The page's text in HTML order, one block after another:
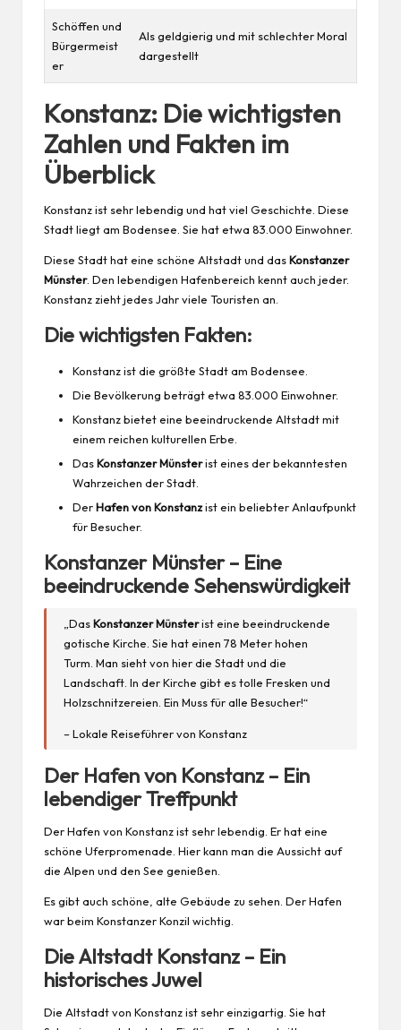
Schöffen und
Bürgermeist
er
Als geldgierig und mit schlechter Moral
dargestellt
Konstanz: Die wichtigsten
Zahlen und Fakten im
Überblick
Konstanz ist sehr lebendig und hat viel Geschichte. Diese
Stadt liegt am Bodensee. Sie hat etwa 83.000 Einwohner.
Diese Stadt hat eine schöne Altstadt und dasKonstanzer
Münster. Den lebendigen Hafenbereich kennt auch jeder.
Konstanz zieht jedes Jahr viele Touristen an.
Die wichtigsten Fakten:
Konstanz ist die größte Stadt am Bodensee.
Die Bevölkerung beträgt etwa 83.000 Einwohner.
Konstanz bietet eine beeindruckende Altstadt mit
einem reichen kulturellen Erbe.
DasKonstanzer Münsterist eines der bekanntesten
Wahrzeichen der Stadt.
DerHafen von Konstanzist ein beliebter Anlaufpunkt
für Besucher.
Konstanzer Münster – Eine
beeindruckende Sehenswürdigkeit
„DasKonstanzer Münsterist eine beeindruckende
gotische Kirche. Sie hat einen 78 Meter hohen
Turm. Man sieht von hier die Stadt und die
Landschaft. In der Kirche gibt es tolle Fresken und
Holzschnitzereien. Ein Muss für alle Besucher!“
– Lokale Reiseführer von Konstanz
Der Hafen von Konstanz – Ein
lebendiger Treffpunkt
Der Hafen von Konstanz ist sehr lebendig. Er hat eine
schöne Uferpromenade. Hier kann man die Aussicht auf
die Alpen und den See genießen.
Es gibt auch schöne, alte Gebäude zu sehen. Der Hafen
war beim Konstanzer Konzil wichtig.
Die Altstadt Konstanz – Ein
historisches Juwel
Die Altstadt von Konstanz ist sehr einzigartig. Sie hat